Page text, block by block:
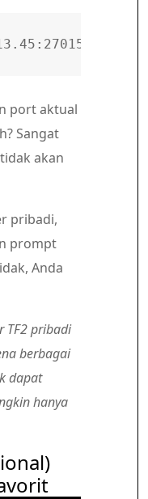
port aktual
Sangat
akan
pribadi,
prompt
Anda
TF2 pribadi
berbagai
dapat
hanya